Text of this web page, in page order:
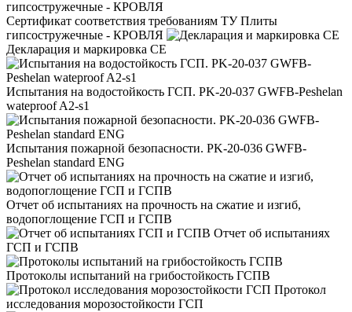
Сертификат соответствия требованиям ТУ Плиты
гипсостружечные - КРОВЛЯ
Декларация и маркировка CE
Испытания на водостойкость ГСП. PK-20-037 GWFB-Peshelan
wateproof A2-s1
Испытания пожарной безопасности. PK-20-036 GWFB-
Peshelan standard ENG
Отчет об испытаниях на прочность на сжатие и изгиб,
водопоглощение ГСП и ГСПВ
Отчет об испытаниях
ГСП и ГСПВ
Протоколы испытаний на грибостойкость ГСПВ
Протокол
исследования морозостойкости ГСП